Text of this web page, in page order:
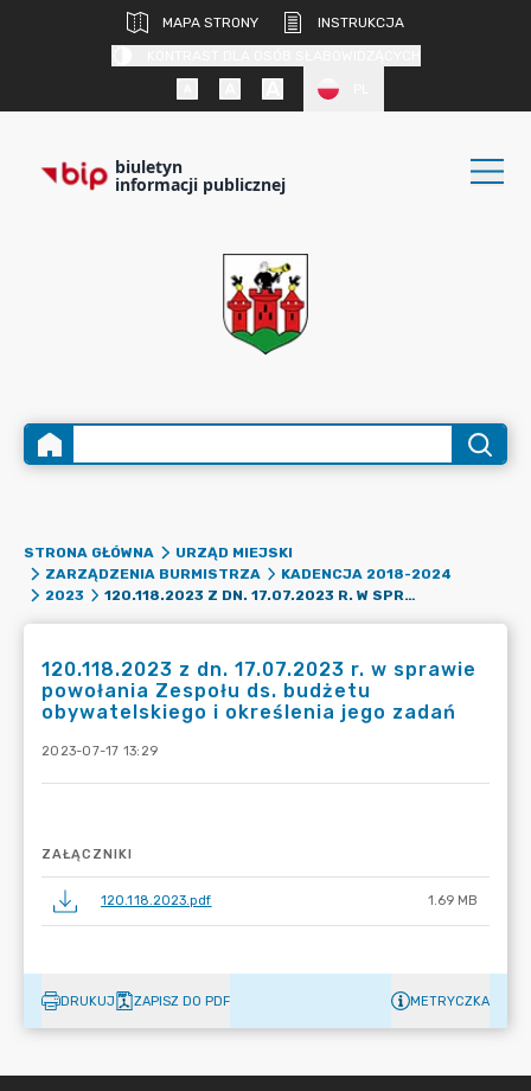
MAPA STRONY
INSTRUKCJA
biuletyn
informacji publicznej
STRONA GŁÓWNA
URZĄD MIEJSKI
ZARZĄDZENIA BURMISTRZA
KADENCJA 2018-2024
2023
120.118.2023 Z DN. 17.07.2023 R. W SPRAWIE POWOŁANIA ZESPOŁU DS. BUDŻETU OBYWATELSKIEGO I OKREŚLENIA JEGO ZADAŃ
120.118.2023 z dn. 17.07.2023 r. w sprawie
powołania Zespołu ds. budżetu
obywatelskiego i określenia jego zadań
2023-07-17 13:29
ZAŁĄCZNIKI
120.118.2023.pdf 1.69 MB
DRUKUJ ZAPISZ DO PDF METRYCZKA